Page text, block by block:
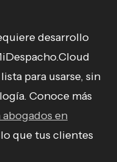
desarrollo
para usarse, sin
Conoce más
en
que tus clientes